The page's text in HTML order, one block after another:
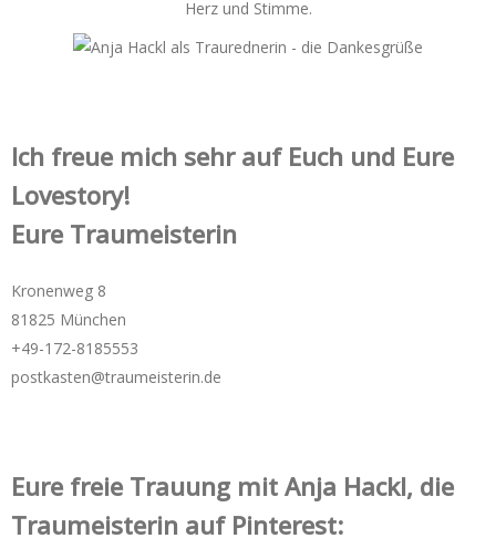
Ich freue mich sehr auf Euch und Eure
Lovestory!
Eure Traumeisterin
Kronenweg 8
81825 München
+49-172-­8185553
postkasten@traumeisterin.de
Eure freie Trauung mit Anja Hackl, die
Traumeisterin auf Pinterest: